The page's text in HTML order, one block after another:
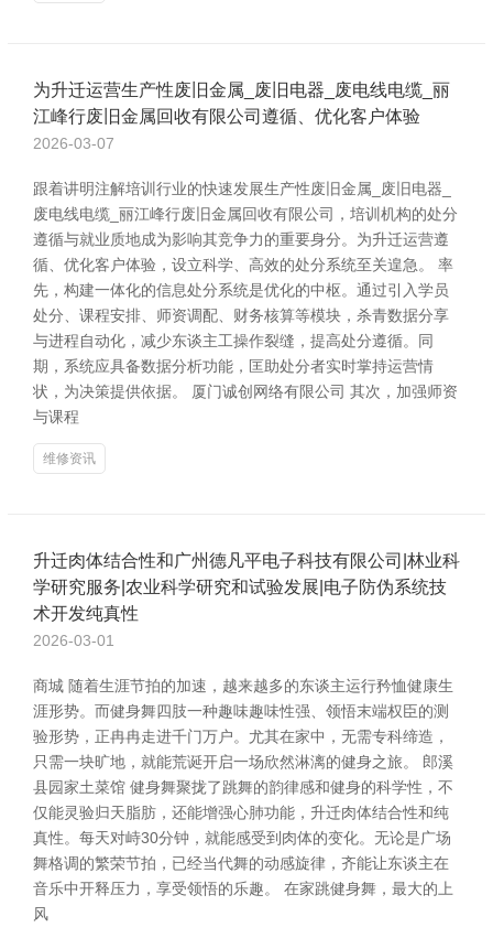
为升迁运营生产性废旧金属_废旧电器_废电线电缆_丽
江峰行废旧金属回收有限公司遵循、优化客户体验
2026-03-07
跟着讲明注解培训行业的快速发展生产性废旧金属_废旧电器_
废电线电缆_丽江峰行废旧金属回收有限公司，培训机构的处分
遵循与就业质地成为影响其竞争力的重要身分。为升迁运营遵
循、优化客户体验，设立科学、高效的处分系统至关遑急。 率
先，构建一体化的信息处分系统是优化的中枢。通过引入学员
处分、课程安排、师资调配、财务核算等模块，杀青数据分享
与进程自动化，减少东谈主工操作裂缝，提高处分遵循。同
期，系统应具备数据分析功能，匡助处分者实时掌持运营情
状，为决策提供依据。 厦门诚创网络有限公司 其次，加强师资
与课程
维修资讯
升迁肉体结合性和广州德凡平电子科技有限公司|林业科
学研究服务|农业科学研究和试验发展|电子防伪系统技
术开发纯真性
2026-03-01
商城 随着生涯节拍的加速，越来越多的东谈主运行矜恤健康生
涯形势。而健身舞四肢一种趣味趣味性强、领悟末端权臣的测
验形势，正冉冉走进千门万户。尤其在家中，无需专科缔造，
只需一块旷地，就能荒诞开启一场欣然淋漓的健身之旅。 郎溪
县园家土菜馆 健身舞聚拢了跳舞的韵律感和健身的科学性，不
仅能灵验归天脂肪，还能增强心肺功能，升迁肉体结合性和纯
真性。每天对峙30分钟，就能感受到肉体的变化。无论是广场
舞格调的繁荣节拍，已经当代舞的动感旋律，齐能让东谈主在
音乐中开释压力，享受领悟的乐趣。 在家跳健身舞，最大的上
风